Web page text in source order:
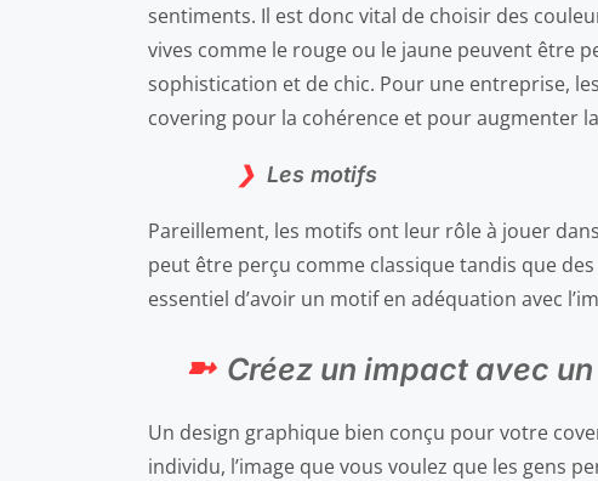
sentiments. Il est donc vital de choisir des
vives comme le rouge ou le jaune peuvent être
sophistication et de chic. Pour une entreprise,
covering pour la cohérence et pour augmenter
Les motifs
Pareillement, les motifs ont leur rôle à jouer
peut être perçu comme classique tandis que
essentiel d’avoir un motif en adéquation avec
Créez un impact avec
Un design graphique bien conçu pour votre
individu, l’image que vous voulez que les gens